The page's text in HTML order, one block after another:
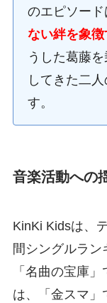
のエピソード
ない絆を象
うした葛藤
してきた二
す。
音楽活動への
KinKi Kidsは、
間シングルラ
「名曲の宝庫
は、「金スマ」